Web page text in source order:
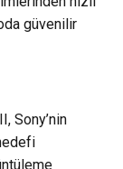
güvenilir
Sony’nin